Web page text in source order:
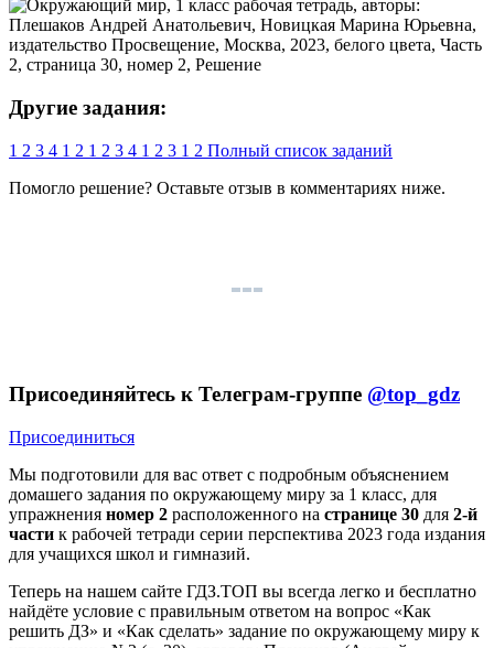
Другие задания:
1 2 3 4 1 2 1 2 3 4 1 2 3 1 2 Полный список заданий
Помогло решение? Оставьте отзыв в комментариях ниже.
Присоединяйтесь к Телеграм-группе @top_gdz
Присоединиться
Мы подготовили для вас ответ c подробным объяснением
домашего задания по окружающему миру за 1 класс, для
упражнения номер 2 расположенного на странице 30 для 2-й
части к рабочей тетради серии перспектива 2023 года издания
для учащихся школ и гимназий.
Теперь на нашем сайте ГДЗ.ТОП вы всегда легко и бесплатно
найдёте условие с правильным ответом на вопрос «Как
решить ДЗ» и «Как сделать» задание по окружающему миру к